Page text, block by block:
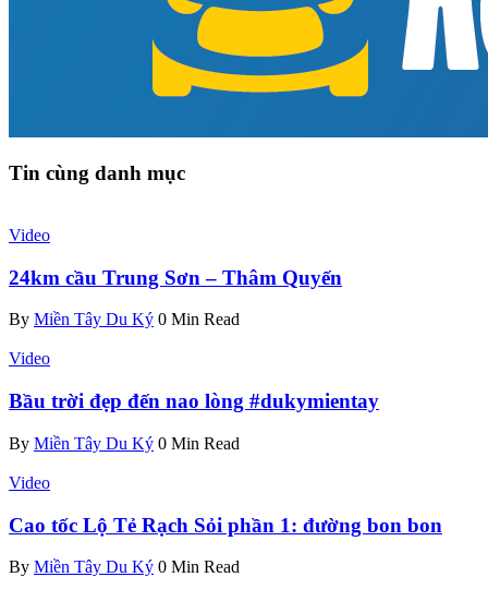
Tin cùng danh mục
Video
24km cầu Trung Sơn – Thâm Quyến
By Miền Tây Du Ký 0 Min Read
Video
Bầu trời đẹp đến nao lòng #dukymientay
By Miền Tây Du Ký 0 Min Read
Video
Cao tốc Lộ Tẻ Rạch Sỏi phần 1: đường bon bon
By Miền Tây Du Ký 0 Min Read